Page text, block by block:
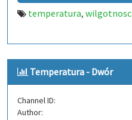
temperatura, wilgotnosc
Temperatura - Dwór
Channel ID:
Author: